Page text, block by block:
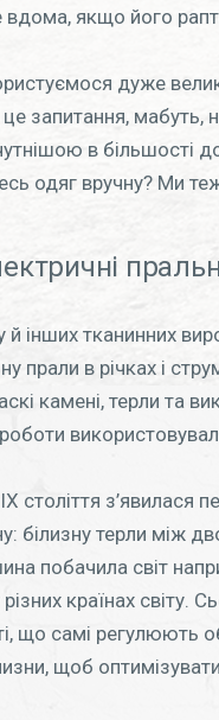
вдома, якщо його
дуже
це запитання,
в більшості
одяг вручну? Ми
й інших тканинних
прали в річках і
камені, терли та
століття з’явилася
білизну терли між
побачила світ
країнах світу.
що самі регулюють
щоб